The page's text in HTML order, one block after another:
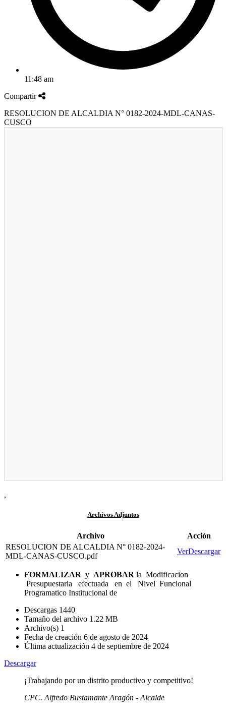
11:48 am
Compartir
RESOLUCION DE ALCALDIA N° 0182-2024-MDL-CANAS-
CUSCO
,
Archivos Adjuntos
Archivo
Acción
RESOLUCION DE ALCALDIA N° 0182-2024-
MDL-CANAS-CUSCO.pdf
VerDescargar
FORMALIZAR y APROBAR la Modificacion
Presupuestaria efectuada en el Nivel Funcional
Programatico Institucional de
Descargas 1440
Tamaño del archivo 1.22 MB
Archivo(s) 1
Fecha de creación 6 de agosto de 2024
Última actualización 4 de septiembre de 2024
Descargar
¡Trabajando por un distrito productivo y competitivo!
CPC. Alfredo Bustamante Aragón - Alcalde